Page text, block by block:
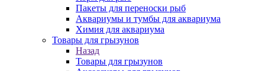
Пакеты для переноски рыб
Аквариумы и тумбы для аквариума
Химия для аквариума
Товары для грызунов
Назад
Товары для грызунов